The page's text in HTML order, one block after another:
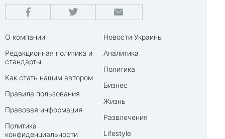
О компании
Редакционная политика и
стандарты
Как стать нашим автором
Правила пользования
Правовая информация
Политика
конфиденциальности
Новости Украины
Аналитика
Политика
Бизнес
Жизнь
Развлечения
Lifestyle